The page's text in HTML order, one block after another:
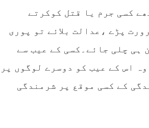
کسی جرم یا قتل کوکرتے
پڑے ،عدالت بلائے تو پوری
ہی چلی جائے۔کسی کے عیب سے
اس کے عیب کو دوسرے لوگوں پر
کے کسی موقع پر شرمندگی